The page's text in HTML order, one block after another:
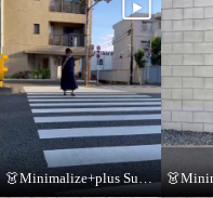
ミニマライズプラス 大人上品に
トレンドを取り入れた スタイリ
👗Minimalize+plus Summer Collection👗